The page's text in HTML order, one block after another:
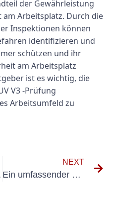
der Gewährleistung
Arbeitsplatz. Durch die
Inspektionen können
identifizieren und
schützen und ihr
am Arbeitsplatz
ist es wichtig, die
V3 -Prüfung
Arbeitsumfeld zu
NEXT
Ein umfassender Leitfaden für DGUV A3 MÜFUNG: Was wird getestet?